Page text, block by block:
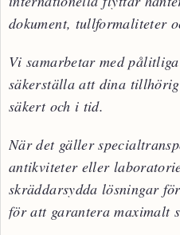
dokument, tullformaliteter
Vi samarbetar med
säkerställa att dina
säkert och i tid.
När det gäller
antikviteter eller
skräddarsydda lösningar
för att garantera maximalt